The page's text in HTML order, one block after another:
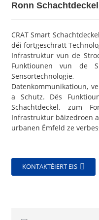
Ronn
CRAT Smart
déi fortgeschratt
Infrastruktur vun de
Funktiounen vun de
Sensortechnologie,
Datenkommunikatioun,
a Schutz. Dës
Schachtdeckel, zum
Infrastruktur bäizedroen
urbanen Ëmfeld ze
KONTAKTÉIERT EIS